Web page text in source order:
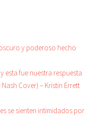
y poderoso hecho
esta fue nuestra respuesta.
Cover) – Kristin Errett
se sienten intimidados por